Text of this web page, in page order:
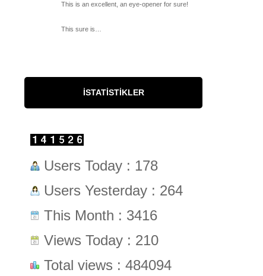
This is an excellent, an eye-opener for sure!
This sure is…
İSTATISTIKLER
Users Today : 178
Users Yesterday : 264
This Month : 3416
Views Today : 210
Total views : 484094